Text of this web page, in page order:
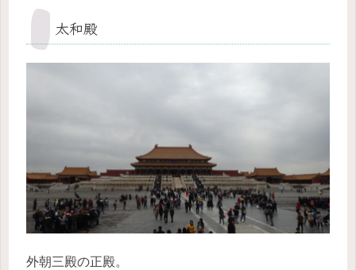
太和殿
外朝三殿の正殿。